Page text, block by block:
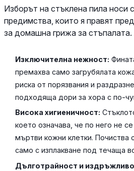
Изборът на стъклена пила носи
предимства, които я правят
за домашна грижа за стъпалата.
Изключителна нежност:
премахва само загрубялата
риска от порязвания и
подходяща дори за хора с по-
Висока хигиеничност:
което означава, че по него не
мъртви кожни клетки. Почиства
само с изплакване под течаща
Дълготрайност и